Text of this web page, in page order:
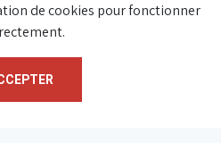
de cookies pour fonctionner